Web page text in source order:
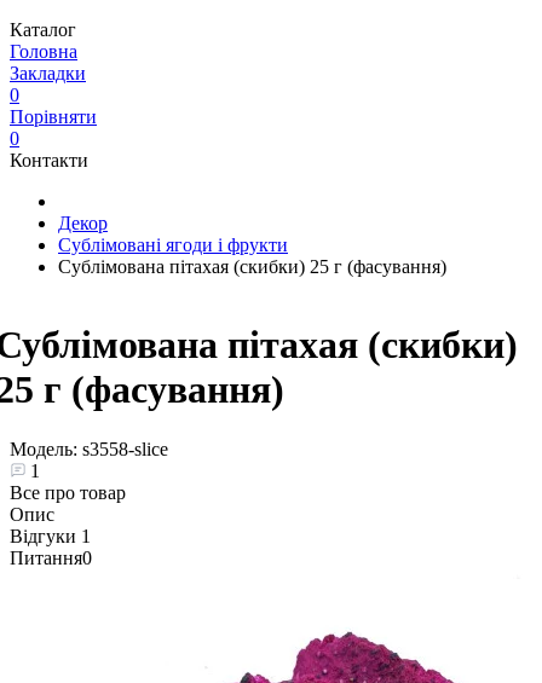
Каталог
Головна
Закладки
0
Порівняти
0
Контакти
Декор
Сублімовані ягоди і фрукти
Сублімована пітахая (скибки) 25 г (фасування)
пітахая (скибки)
г (фасування)
Модель: s3558-slice
1
Все про товар
Опис
Відгуки 1
Питання0